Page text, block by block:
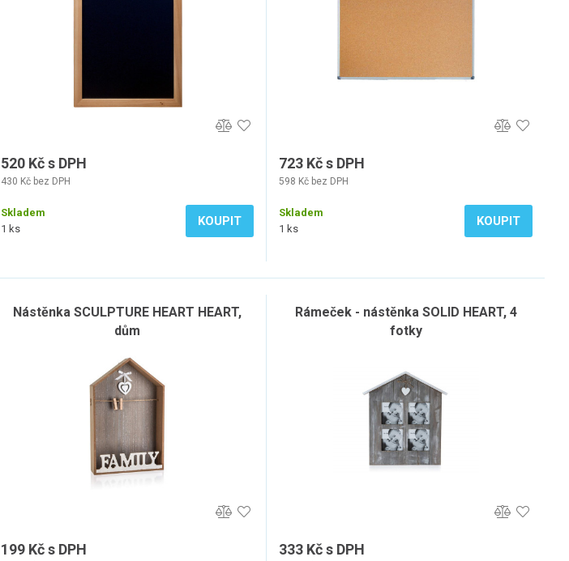
520 Kč s DPH
430 Kč bez DPH
Skladem
1 ks
KOUPIT
723 Kč s DPH
598 Kč bez DPH
Skladem
1 ks
KOUPIT
Nástěnka SCULPTURE HEART HEART,
dům
199 Kč s DPH
Rámeček - nástěnka SOLID HEART, 4
fotky
333 Kč s DPH